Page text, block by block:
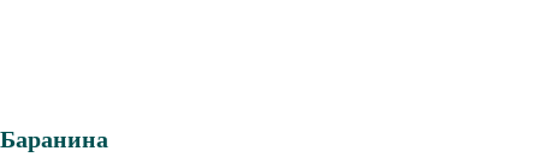
Баранина